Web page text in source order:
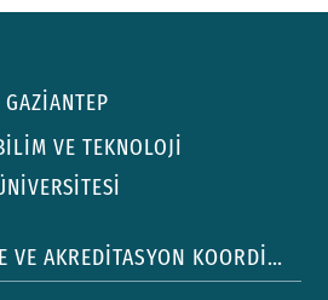
GAZİANTEP
VE TEKNOLOJİ
KALİTE GELİŞTİRME VE AKREDİTASYON KOORDİNATÖRLÜĞÜ